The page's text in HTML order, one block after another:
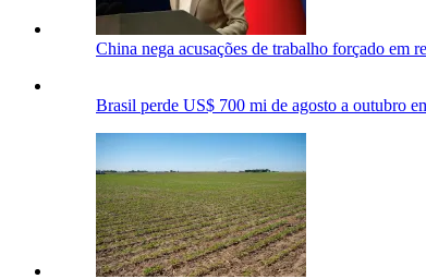
China nega acusações de trabalho forçado em
Brasil perde US$ 700 mi de agosto a outubro